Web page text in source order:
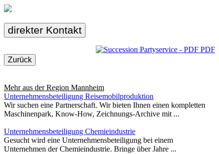
direkter Kontakt
PDF
Zurück
Mehr aus der Region Mannheim
Unternehmensbeteiligung Reisemobilproduktion
Wir suchen eine Partnerschaft. Wir bieten Ihnen einen kompletten
Maschinenpark, Know-How, Zeichnungs-Archive mit ...
Unternehmensbeteiligung Chemieindustrie
Gesucht wird eine Unternehmensbeteiligung bei einem
Unternehmen der Chemieindustrie. Bringe über Jahre ...